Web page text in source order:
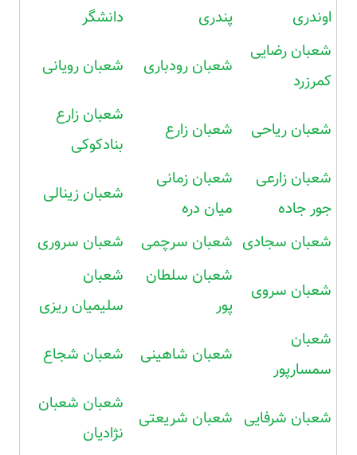
اوندری
پندری
دانشگر
شعبان رضایی
کمرزرد
شعبان رودباری شعبان رویانی
شعبان ریاحی شعبان زارع
شعبان زارع
بنادکوکی
شعبان زارعی
جور جاده
شعبان زمانی
میان دره
شعبان زینالی
شعبان سجادی شعبان سرچمی شعبان سروری
شعبان سروی
شعبان سلطان
پور
شعبان
سلیمیان ریزی
شعبان
سمسارپور
شعبان شاهینی شعبان شجاع
شعبان شرفایی شعبان شریعتی
شعبان شعبان
نژادیان